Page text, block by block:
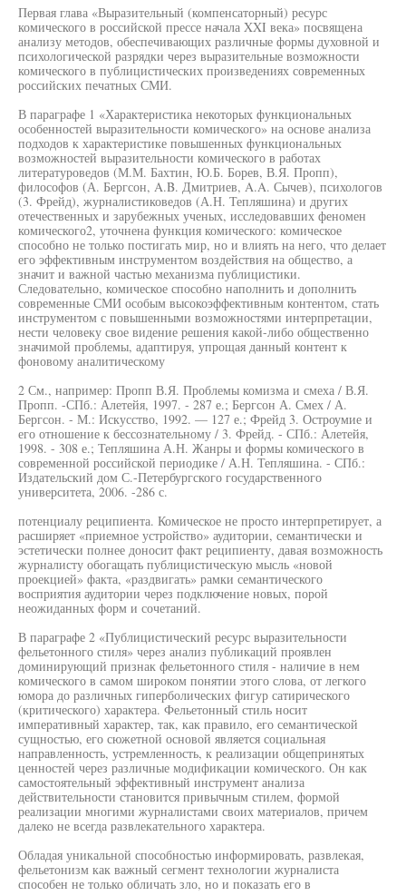
Первая глава «Выразительный (компенсаторный) ресурс
комического в российской прессе начала XXI века» посвящена
анализу методов, обеспечивающих различные формы духовной и
психологической разрядки через выразительные возможности
комического в публицистических произведениях современных
российских печатных СМИ.
В параграфе 1 «Характеристика некоторых функциональных
особенностей выразительности комического» на основе анализа
подходов к характеристике повышенных функциональных
возможностей выразительности комического в работах
литературоведов (М.М. Бахтин, Ю.Б. Борев, В.Я. Пропп),
философов (А. Бергсон, A.B. Дмитриев, A.A. Сычев), психологов
(3. Фрейд), журналистиковедов (А.Н. Тепляшина) и других
отечественных и зарубежных ученых, исследовавших феномен
комического2, уточнена функция комического: комическое
способно не только постигать мир, но и влиять на него, что делает
его эффективным инструментом воздействия на общество, а
значит и важной частью механизма публицистики.
Следовательно, комическое способно наполнить и дополнить
современные СМИ особым высокоэффективным контентом, стать
инструментом с повышенными возможностями интерпретации,
нести человеку свое видение решения какой-либо общественно
значимой проблемы, адаптируя, упрощая данный контент к
фоновому аналитическому
2 См., например: Пропп В.Я. Проблемы комизма и смеха / В.Я.
Пропп. -СПб.: Алетейя, 1997. - 287 е.; Бергсон А. Смех / А.
Бергсон. - М.: Искусство, 1992. — 127 е.; Фрейд 3. Остроумие и
его отношение к бессознательному / 3. Фрейд. - СПб.: Алетейя,
1998. - 308 е.; Тепляшина А.Н. Жанры и формы комического в
современной российской периодике / А.Н. Тепляшина. - СПб.:
Издательский дом С.-Петербургского государственного
университета, 2006. -286 с.
потенциалу реципиента. Комическое не просто интерпретирует, а
расширяет «приемное устройство» аудитории, семантически и
эстетически полнее доносит факт реципиенту, давая возможность
журналисту обогащать публицистическую мысль «новой
проекцией» факта, «раздвигать» рамки семантического
восприятия аудитории через подключение новых, порой
неожиданных форм и сочетаний.
В параграфе 2 «Публицистический ресурс выразительности
фельетонного стиля» через анализ публикаций проявлен
доминирующий признак фельетонного стиля - наличие в нем
комического в самом широком понятии этого слова, от легкого
юмора до различных гиперболических фигур сатирического
(критического) характера. Фельетонный стиль носит
императивный характер, так, как правило, его семантической
сущностью, его сюжетной основой является социальная
направленность, устремленность, к реализации общепринятых
ценностей через различные модификации комического. Он как
самостоятельный эффективный инструмент анализа
действительности становится привычным стилем, формой
реализации многими журналистами своих материалов, причем
далеко не всегда развлекательного характера.
Обладая уникальной способностью информировать, развлекая,
фельетонизм как важный сегмент технологии журналиста
способен не только обличать зло, но и показать его в